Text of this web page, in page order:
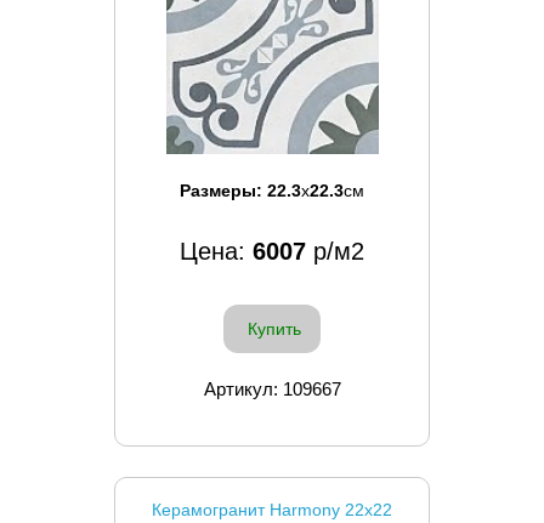
Размеры: 22.3x22.3см
Цена: 6007 р/м2
Купить
Артикул: 109667
Керамогранит Harmony 22x22